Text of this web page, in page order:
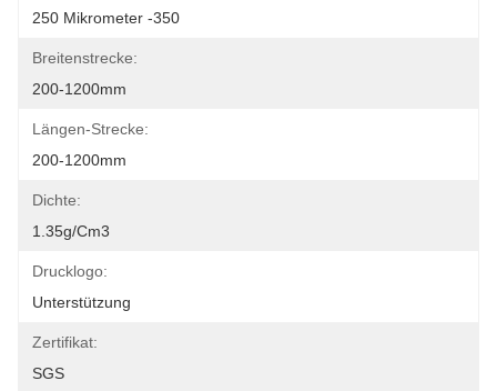
250 Mikrometer -350
Breitenstrecke:
200-1200mm
Längen-Strecke:
200-1200mm
Dichte:
1.35g/cm3
Drucklogo:
Unterstützung
Zertifikat:
SGS